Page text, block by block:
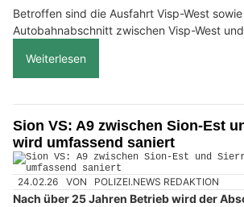
Betroffen sind die Ausfahrt Visp-West
Autobahnabschnitt zwischen Visp-West
Weiterlesen
Sion VS: A9 zwischen Sion-Est
wird umfassend saniert
24.02.26 VON POLIZEI.NEWS REDAKTION
Nach über 25 Jahren Betrieb wird der